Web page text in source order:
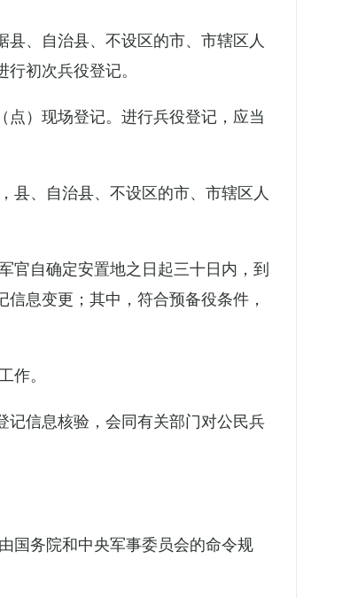
、自治县、不设区的市、市辖区人
初次兵役登记。
）现场登记。进行兵役登记，应当
县、自治县、不设区的市、市辖区人
官自确定安置地之日起三十日内，到
息变更；其中，符合预备役条件，
。
信息核验，会同有关部门对公民兵
国务院和中央军事委员会的命令规